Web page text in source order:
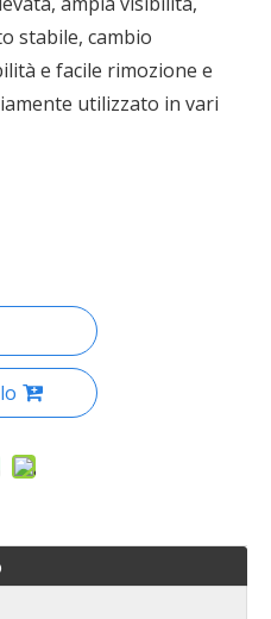
stabile, cambio
e facile rimozione e
utilizzato in vari